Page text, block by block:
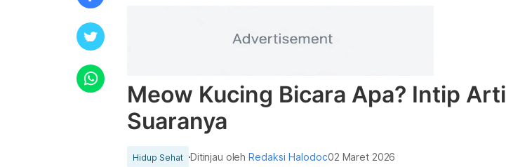
Meow Kucing Bicara Apa? Intip Arti
Suaranya
Hidup Sehat Ditinjau olehRedaksi Halodoc02 Maret 2026